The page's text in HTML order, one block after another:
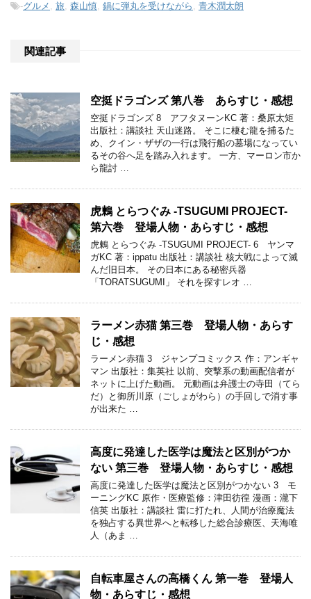
-グルメ , 旅, 森山慎, 鍋に弾丸を受けながら , 青木潤太朗
関連記事
空挺ドラゴンズ 第八巻 あらすじ・感想
空挺ドラゴンズ 8 アフタヌーンKC 著：桑原太矩
出版社：講談社 天山迷路。 そこに棲む龍を捕るた
め、クイン・ザザの一行は飛行船の墓場になってい
るその谷へ足を踏み入れます。 一方、マーロン市か
ら龍討 …
虎鶫 とらつぐみ -TSUGUMI PROJECT-
第六巻 登場人物・あらすじ・感想
虎鶫 とらつぐみ -TSUGUMI PROJECT- 6 ヤンマ
ガKC 著：ippatu 出版社：講談社 核大戦によって滅
んだ旧日本。 その日本にある秘密兵器
「TORATSUGUMI」 それを探すレオ …
ラーメン赤猫 第三巻 登場人物・あらす
じ・感想
ラーメン赤猫 3 ジャンプコミックス 作：アンギャ
マン 出版社：集英社 以前、突撃系の動画配信者が
ネットに上げた動画。 元動画は弁護士の寺田（てら
だ）と御所川原（ごしょがわら）の手回しで消す事
が出来た …
高度に発達した医学は魔法と区別がつか
ない 第三巻 登場人物・あらすじ・感想
高度に発達した医学は魔法と区別がつかない 3 モ
ーニングKC 原作・医療監修：津田彷徨 漫画：瀧下
信英 出版社：講談社 雷に打たれ、人間が治療魔法
を独占する異世界へと転移した総合診療医、天海唯
人（あま …
自転車屋さんの高橋くん 第一巻 登場人
物・あらすじ・感想